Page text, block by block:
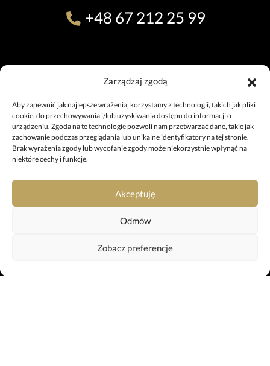
Zarządzaj zgodą
Aby zapewnić jak najlepsze wrażenia, korzystamy z technologii, takich jak pliki
cookie, do przechowywania i/lub uzyskiwania dostępu do informacji o
urządzeniu. Zgoda na te technologie pozwoli nam przetwarzać dane, takie jak
zachowanie podczas przeglądania lub unikalne identyfikatory na tej stronie.
Brak wyrażenia zgody lub wycofanie zgody może niekorzystnie wpłynąć na
niektóre cechy i funkcje.
Akceptuję
Odmów
Zobacz preferencje
+48 67 212 25 99
ul. 11 Listopada 7, 64-920 Piła
+48 67 212 25 99
pila@uslugipogrzebowe.pila.pl
ODDZIAŁ W TRZCIANCE
trzcianka@uslugipogrzebowe.pila.pl
ul. Gliniana 11, 64-920 Piła